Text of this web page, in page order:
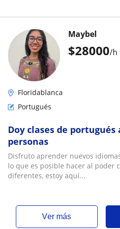
$28000/h
Maybel
Floridablanca
Portugués
Doy clases de portugués
personas
Disfruto aprender nuevos
lo que es posible hacer al poder
diferentes, estoy aquí...
ver más